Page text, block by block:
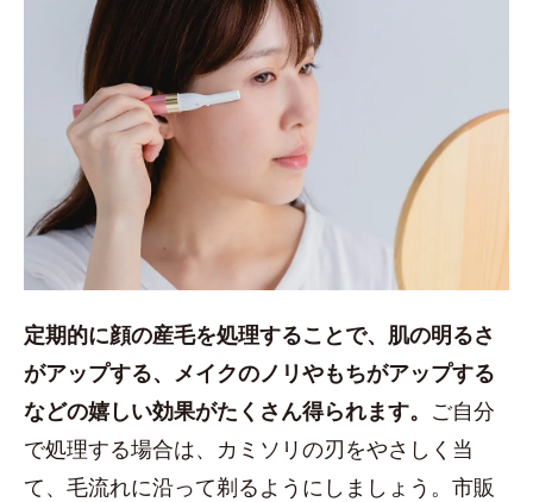
定期的に顔の産毛を処理することで、肌の明るさ
がアップする、メイクのノリやもちがアップする
などの嬉しい効果がたくさん得られます。 ご自分
で処理する場合は、カミソリの刃をやさしく当
て、毛流れに沿って剃るようにしましょう。市販